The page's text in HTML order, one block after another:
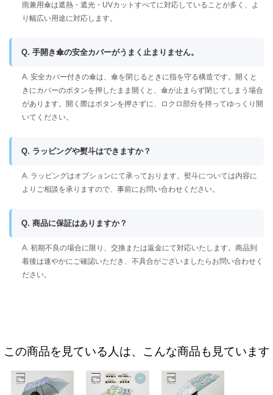
雨兼用傘は遮熱・遮光・UVカットすべてに対応していることが多く、よ
り幅広い用途に対応します。
Q. 手開き傘の安全カバーがうまく止まりません。
A. 安全カバー付きの傘は、傘を閉じるときに指を守る構造です。開くと
きにカバーのボタンを押したまま開くと、傘が止まらず閉じてしまう場合
があります。開く際はボタンを押さずに、ロクロ部分を持ってゆっくり開
いてください。
Q. ラッピングや熨斗はできますか？
A. ラッピングはオプションにて承っております。熨斗については内容に
よりご相談を承りますので、事前にお問い合わせください。
Q. 商品に保証はありますか？
A. 初期不良の場合に限り、交換または返金にて対応いたします。商品到
着後は速やかにご確認いただき、不具合がございましたらお問い合わせく
ださい。
この商品を見ている人は、こんな商品も見ています